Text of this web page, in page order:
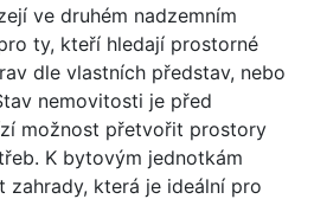
ve druhém nadzemním
ty, kteří hledají prostorné
dle vlastních představ, nebo
nemovitosti je před
možnost přetvořit prostory
K bytovým jednotkám
zahrady, která je ideální pro